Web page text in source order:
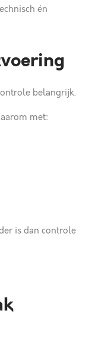
én
belangrijk.
met:
is dan controle